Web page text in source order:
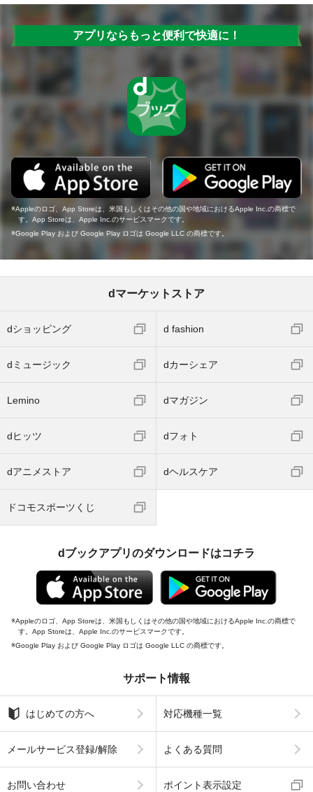
アプリならもっと便利で快適に！
Appleのロゴ、App Storeは、米国もしくはその他の国や地域におけるApple Inc.の商標で
す。App Storeは、Apple Inc.のサービスマークです。
Google Play および Google Play ロゴは Google LLC の商標です。
dマーケットストア
dショッピング d fashion
dミュージック dカーシェア
Lemino dマガジン
dヒッツ dフォト
dアニメストア dヘルスケア
ドコモスポーツくじ
dブックアプリのダウンロードはコチラ
Appleのロゴ、App Storeは、米国もしくはその他の国や地域におけるApple Inc.の商標で
す。App Storeは、Apple Inc.のサービスマークです。
Google Play および Google Play ロゴは Google LLC の商標です。
サポート情報
はじめての方へ 対応機種一覧
メールサービス登録/解除 よくある質問
お問い合わせ ポイント表示設定